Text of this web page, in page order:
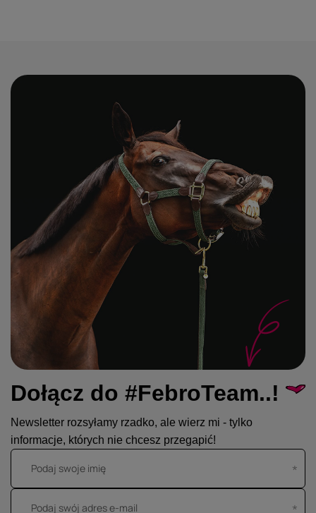
Dołącz do #FebroTeam..!
Newsletter rozsyłamy rzadko, ale wierz mi - tylko
informacje, których nie chcesz przegapić!
Podaj swoje imię
Podaj swój adres e-mail